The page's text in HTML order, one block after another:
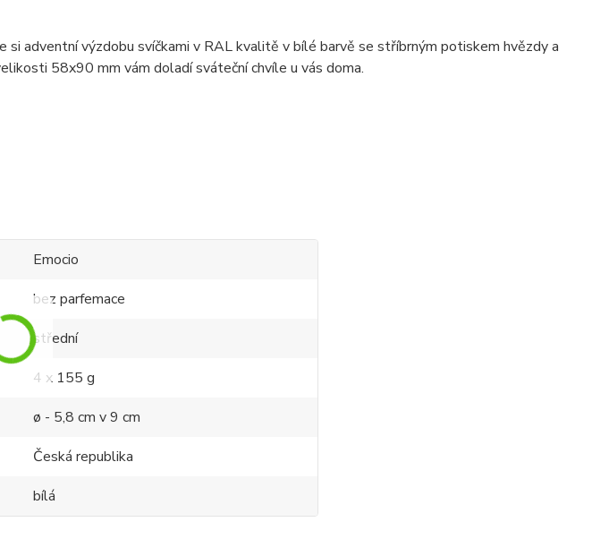
si adventní výzdobu svíčkami v RAL kvalitě v bílé barvě se stříbrným potiskem hvězdy a
58x90 mm vám doladí sváteční chvíle u vás doma.
Emocio
bez parfemace
střední
4 x 155 g
ø - 5,8 cm v 9 cm
Česká republika
bílá